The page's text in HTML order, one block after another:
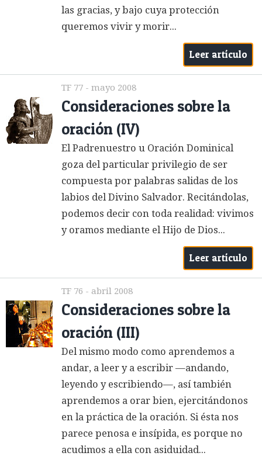
las gracias, y bajo cuya protección
queremos vivir y morir...
Leer artículo
TF 77 - mayo 2008
Consideraciones sobre la
oración (IV)
El Padrenuestro u Oración Dominical
goza del particular privilegio de ser
compuesta por palabras salidas de los
labios del Divino Salvador. Recitándolas,
podemos decir con toda realidad: vivimos
y oramos mediante el Hijo de Dios...
Leer artículo
TF 76 - abril 2008
Consideraciones sobre la
oración (III)
Del mismo modo como aprendemos a
andar, a leer y a escribir —andando,
leyendo y escribiendo—, así también
aprendemos a orar bien, ejercitándonos
en la práctica de la oración. Si ésta nos
parece penosa e insípida, es porque no
acudimos a ella con asiduidad...